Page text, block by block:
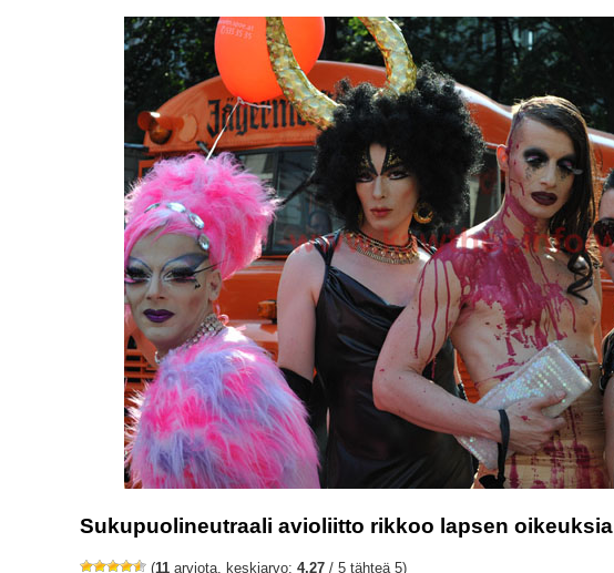
Sukupuolineutraali avioliitto rikkoo lapsen oikeuksia
(11 arviota, keskiarvo: 4,27 / 5 tähteä 5)